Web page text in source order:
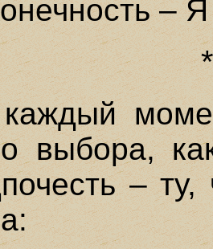
–
выбора,
–